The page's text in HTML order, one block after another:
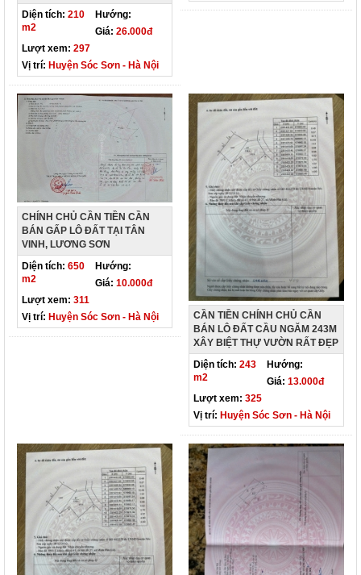
Diện tích: 210
m2
Hướng:
Giá: 26.000đ
Lượt xem: 297
Vị trí: Huyện Sóc Sơn - Hà Nội
CHÍNH CHỦ CẦN TIỀN CẦN
BÁN GẤP LÔ ĐẤT TẠI TÂN
VINH, LƯƠNG SƠN
Diện tích: 650
m2
Hướng:
Giá: 10.000đ
Lượt xem: 311
Vị trí: Huyện Sóc Sơn - Hà Nội
CẦN TIỀN CHÍNH CHỦ CẦN
BÁN LÔ ĐẤT CẦU NGĂM 243M
XÂY BIỆT THỰ VƯỜN RẤT ĐẸP
Diện tích: 243
m2
Hướng:
Giá: 13.000đ
Lượt xem: 325
Vị trí: Huyện Sóc Sơn - Hà Nội